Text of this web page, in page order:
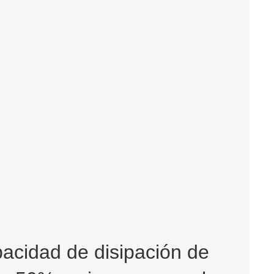
de disipación de